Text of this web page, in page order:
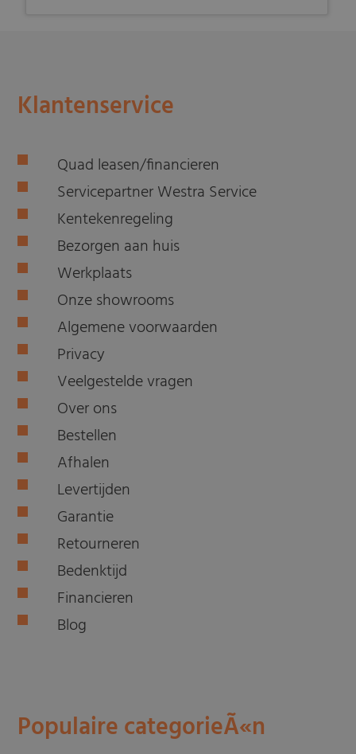
Klantenservice
Quad leasen/financieren
Servicepartner Westra Service
Kentekenregeling
Bezorgen aan huis
Werkplaats
Onze showrooms
Algemene voorwaarden
Privacy
Veelgestelde vragen
Over ons
Bestellen
Afhalen
Levertijden
Garantie
Retourneren
Bedenktijd
Financieren
Blog
Populaire categorieÃ«n